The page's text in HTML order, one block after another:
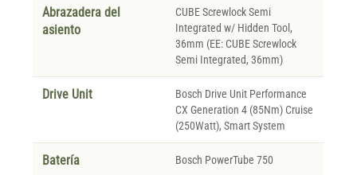
Abrazadera del
asiento
CUBE Screwlock Semi
Integrated w/ Hidden Tool,
36mm (EE: CUBE Screwlock
Semi Integrated, 36mm)
Drive Unit
Bosch Drive Unit Performance
CX Generation 4 (85Nm) Cruise
(250Watt), Smart System
Batería Bosch PowerTube 750